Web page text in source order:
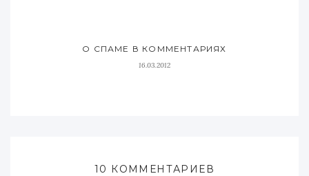
О СПАМЕ В КОММЕНТАРИЯХ
16.03.2012
10 КОММЕНТАРИЕВ